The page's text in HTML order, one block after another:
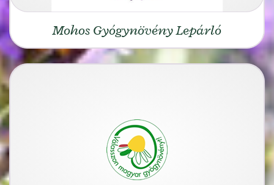
Mohos Gyógynövény Lepárló